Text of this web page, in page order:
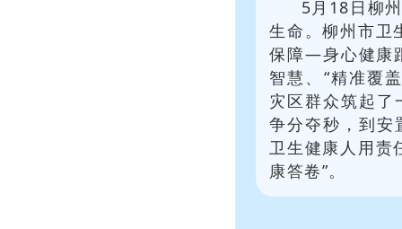
5月18日柳
生命。柳州市卫
保障—身心健康
智慧、“精准覆
灾区群众筑起
争分夺秒，到安
卫生健康人用责
康答卷”。